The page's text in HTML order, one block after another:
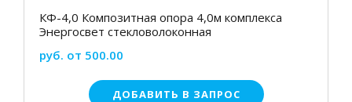
КФ-4,0 Композитная опора 4,0м комплекса
Энергосвет стекловолоконная
руб. от 500.00
ДОБАВИТЬ В ЗАПРОС